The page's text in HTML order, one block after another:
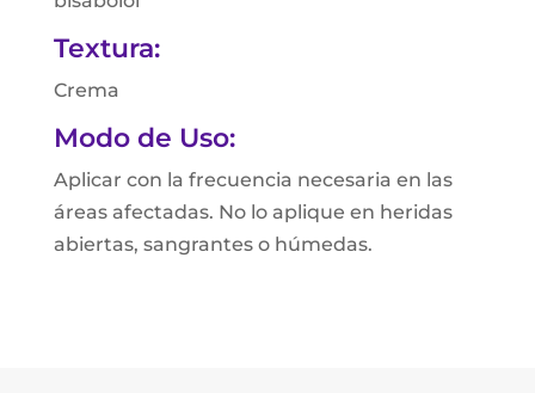
Textura:
Crema
Modo de Uso:
Aplicar con la frecuencia necesaria en las
áreas afectadas. No lo aplique en heridas
abiertas, sangrantes o húmedas.